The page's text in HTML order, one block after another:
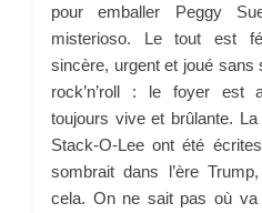
pour emballer Peggy
misterioso. Le tout est
sincère, urgent et joué sans
rock’n’roll : le foyer est
toujours vive et brûlante.
Stack-O-Lee ont été
sombrait dans l’ère
cela. On ne sait pas où va